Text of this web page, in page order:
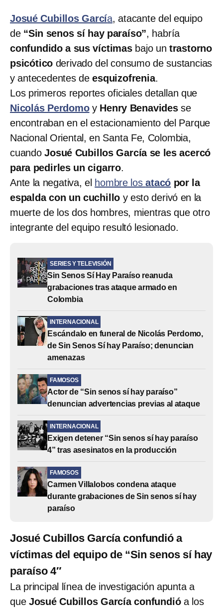
Josué Cubillos García, atacante del equipo
de “Sin senos sí hay paraíso”, habría
confundido a sus víctimasbajo un trastorno
psicótico derivado del consumo de sustancias
y antecedentes deesquizofrenia.
Los primeros reportes oficiales detallan que
Nicolás Perdomo y Henry Benavidesse
encontraban en el estacionamiento del Parque
Nacional Oriental, en Santa Fe, Colombia,
cuandoJosué Cubillos García se les acercó
para pedirles un cigarro.
Ante la negativa, el hombre losatacó por la
espalda con un cuchillo y esto derivó en la
muerte de los dos hombres, mientras que otro
integrante del equipo resultó lesionado.
SERIES Y TELEVISIÓN
Sin Senos Sí Hay Paraíso reanuda
grabaciones tras ataque armado en
Colombia
INTERNACIONAL
Escándalo en funeral de Nicolás Perdomo,
de Sin Senos Sí hay Paraíso; denuncian
amenazas
FAMOSOS
Actor de “Sin senos sí hay paraíso”
denuncian advertencias previas al ataque
INTERNACIONAL
Exigen detener “Sin senos sí hay paraíso
4” tras asesinatos en la producción
FAMOSOS
Carmen Villalobos condena ataque
durante grabaciones de Sin senos sí hay
paraíso
Josué Cubillos García confundió a
víctimas del equipo de “Sin senos sí hay
paraíso 4″
La principal línea de investigación apunta a
que Josué Cubillos García confundióa los